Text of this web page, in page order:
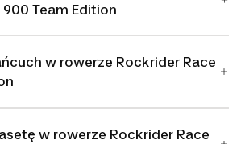
Team Edition
w rowerze Rockrider Race
w rowerze Rockrider Race